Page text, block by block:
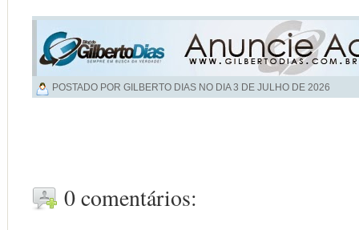
POSTADO POR GILBERTO DIAS NO DIA3 DE JULHO DE 2026
0 comentários: